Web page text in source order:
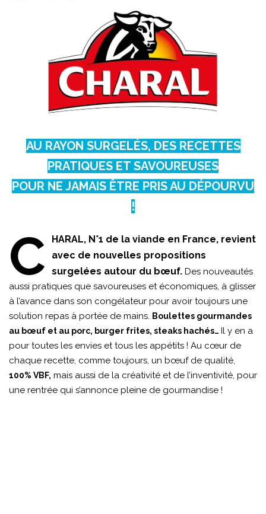
AU RAYON SURGELÉS, DES RECETTES
PRATIQUES ET SAVOUREUSES
POUR NE JAMAIS ÊTRE PRIS AU DÉPOURVU
!
C
HARAL, N°1 de la viande en France, revient
avec de nouvelles propositions
surgelées autour du bœuf. Des nouveautés
aussi pratiques que savoureuses et économiques, à glisser
à l’avance dans son congélateur pour avoir toujours une
solution repas à portée de mains. Boulettes gourmandes
au bœuf et au porc, burger frites, steaks hachés… Il y en a
pour toutes les envies et tous les appétits ! Au cœur de
chaque recette, comme toujours, un bœuf de qualité,
100% VBF, mais aussi de la créativité et de l’inventivité, pour
une rentrée qui s’annonce pleine de gourmandise !